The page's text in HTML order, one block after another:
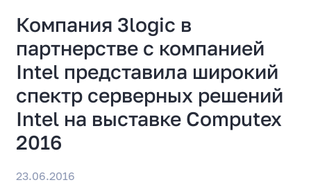
Компания 3logic в
партнерстве с компанией
Intel представила широкий
спектр серверных решений
Intel на выставке Computex
2016
23.06.2016